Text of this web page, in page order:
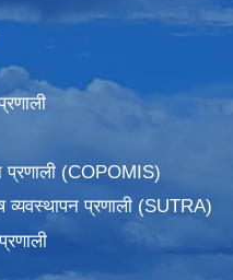
प्रणाली (COPOMIS)
व्यवस्थापन प्रणाली (SUTRA)